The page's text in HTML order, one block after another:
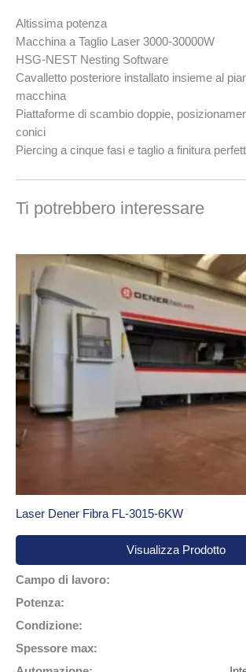
Altissima potenza
Macchina a Taglio Laser 3000-30000W
HSG-NEST Nesting Software
Cavalletto posteriore installato insieme al
macchina
Piattaforme di scambio doppie,
conici
Piercing a cinque fasi e taglio a finitura
Ti potrebbero interessare
Laser Dener Fibra FL-3015-6KW
Visualizza Prodotto
Campo di lavoro:
Potenza:
Condizione:
Spessore max: